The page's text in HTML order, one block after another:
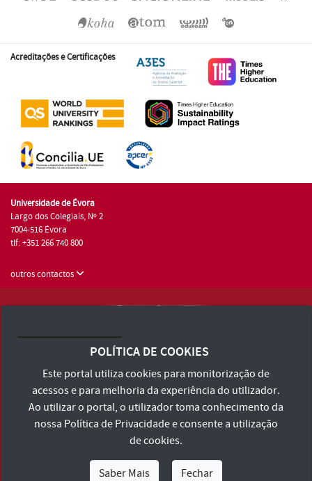
Acreditações e Certificações
Universidade de Évora
Largo dos Colegiais, Nº 2
7004-516 Évora
tlf: +351 266 740 800
outros contactos
Consulte os Termos e Condições e Política de Privacidade
Declaração de Acessibilidade
POLÍTICA DE COOKIES
Este portal utiliza cookies para monitorização de
acessos e para melhoria da experiência do utilizador.
Ao utilizar o portal, o utilizador toma conhecimento da
nossa Política de Privacidadee consente a utilização
de cookies.
Saber Mais Fechar